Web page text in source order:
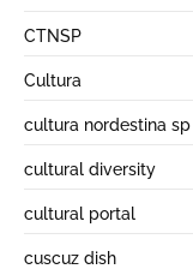
CTNSP
Cultura
cultura nordestina sp
cultural diversity
cultural portal
cuscuz dish